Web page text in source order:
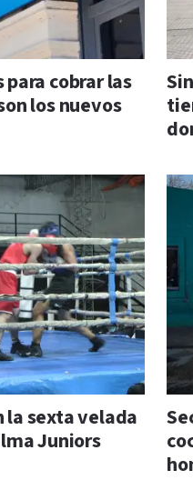
para cobrar las
los nuevos
la sexta velada
Juniors